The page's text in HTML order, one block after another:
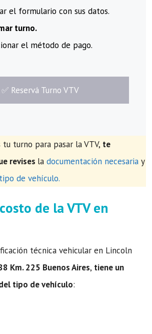
el formulario con sus datos.
turno.
el método de pago.
​✅​ Reservá Turno VTV
turno para pasar la VTV, te
revises la documentación necesaria y
de vehículo.
de la VTV en
técnica vehicular en Lincoln
Km. 225 Buenos Aires, tiene un
tipo de vehículo: